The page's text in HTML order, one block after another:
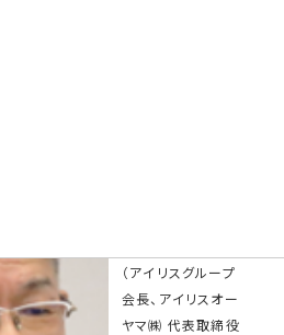
（アイリスグループ
会長、アイリスオー
ヤマ㈱ 代表取締役